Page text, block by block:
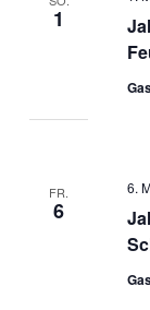
1
FR.
6
6.